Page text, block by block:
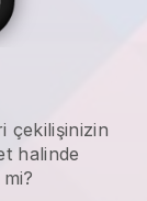
çekilişinizin
halinde